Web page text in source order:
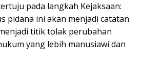
pada langkah Kejaksaan:
pidana ini akan menjadi catatan
titik tolak perubahan
yang lebih manusiawi dan